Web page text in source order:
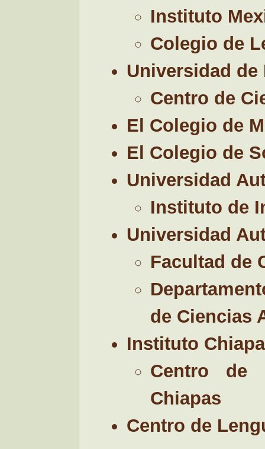
Instituto
Colegio de
Universidad de
Centro de
El Colegio de
El Colegio de
Universidad
Instituto de
Universidad
Facultad de
de Ciencias
Instituto
Centro de
Chiapas
Centro de